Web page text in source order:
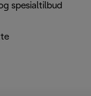
spesialtilbud